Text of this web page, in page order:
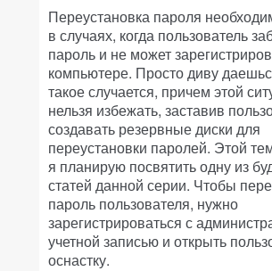
Переустановка пароля
в случаях, когда пользователь
пароль и не может
компьютере. Просто диву
такое случается, причем этой
нельзя избежать, заставив
создавать резервные диски для
переустановки паролей. Этой
я планирую посвятить одну из
статей данной серии. Чтобы
пароль пользователя, нужно
зарегистрироваться с
учетной записью и открыть
оснастку.